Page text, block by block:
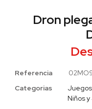
Dron
Referencia
Categorias
Niños